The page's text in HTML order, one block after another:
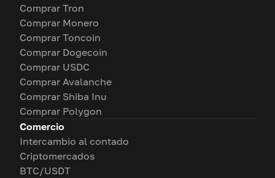
Comprar Tron
Comprar Monero
Comprar Toncoin
Comprar Dogecoin
Comprar USDC
Comprar Avalanche
Comprar Shiba Inu
Comprar Polygon
Comercio
Intercambio al contado
Criptomercados
BTC/USDT